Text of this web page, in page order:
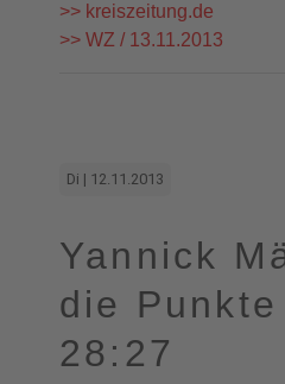
>> kreiszeitung.de
>> WZ / 13.11.2013
Di | 12.11.2013
Yannick
die
28:27